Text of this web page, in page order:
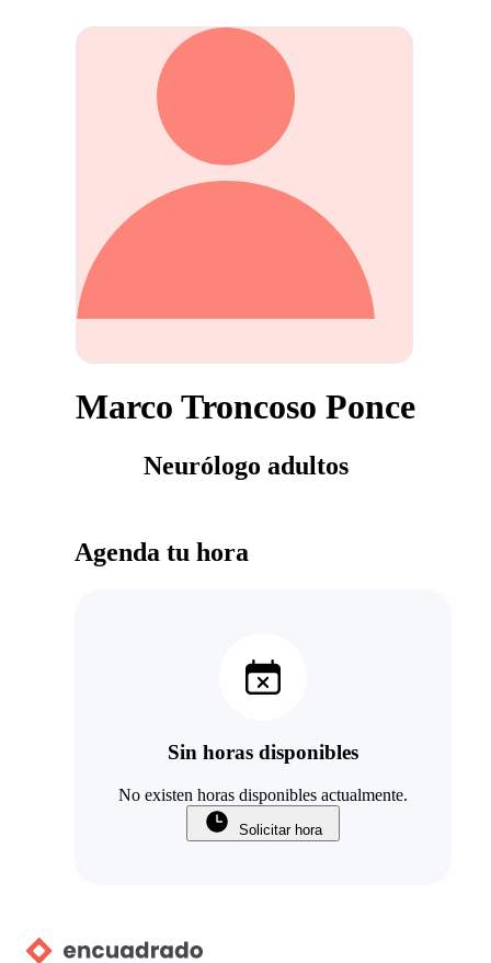
Marco Troncoso Ponce
Neurólogo adultos
Agenda tu hora
Sin horas disponibles
No existen horas disponibles actualmente.
Solicitar hora